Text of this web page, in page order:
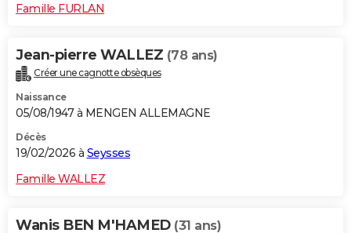
Famille FURLAN
Jean-pierre WALLEZ (78 ans)
Créer une cagnotte obsèques
Naissance
05/08/1947 à MENGEN ALLEMAGNE
Décès
19/02/2026 à Seysses
Famille WALLEZ
Wanis BEN M'HAMED (31 ans)